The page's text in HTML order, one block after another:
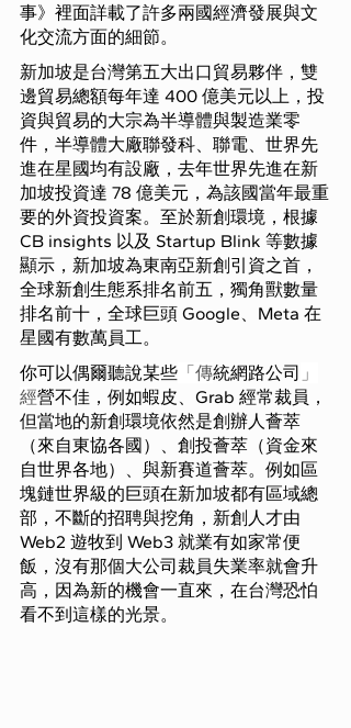
事》裡面詳載了許多兩國經濟發展與文
化交流方面的細節。
新加坡是台灣第五大出口貿易夥伴，雙
邊貿易總額每年達 400 億美元以上，投
資與貿易的大宗為半導體與製造業零
件，半導體大廠聯發科、聯電、世界先
進在星國均有設廠，去年世界先進在新
加坡投資達 78 億美元，為該國當年最重
要的外資投資案。至於新創環境，根據
CB insights 以及 Startup Blink 等數據
顯示，新加坡為東南亞新創引資之首，
全球新創生態系排名前五，獨角獸數量
排名前十，全球巨頭 Google、Meta 在
星國有數萬員工。
你可以偶爾聽說某些 「傳統網路公司 」
經營不佳，例如蝦皮、Grab 經常裁員，
但當地的新創環境依然是創辦人薈萃
（來自東協各國）、創投薈萃（資金來
自世界各地）、與新賽道薈萃。例如區
塊鏈世界級的巨頭在新加坡都有區域總
部，不斷的招聘與挖角，新創人才由
Web2 遊牧到 Web3 就業有如家常便
飯，沒有那個大公司裁員失業率就會升
高，因為新的機會一直來，在台灣恐怕
看不到這樣的光景。